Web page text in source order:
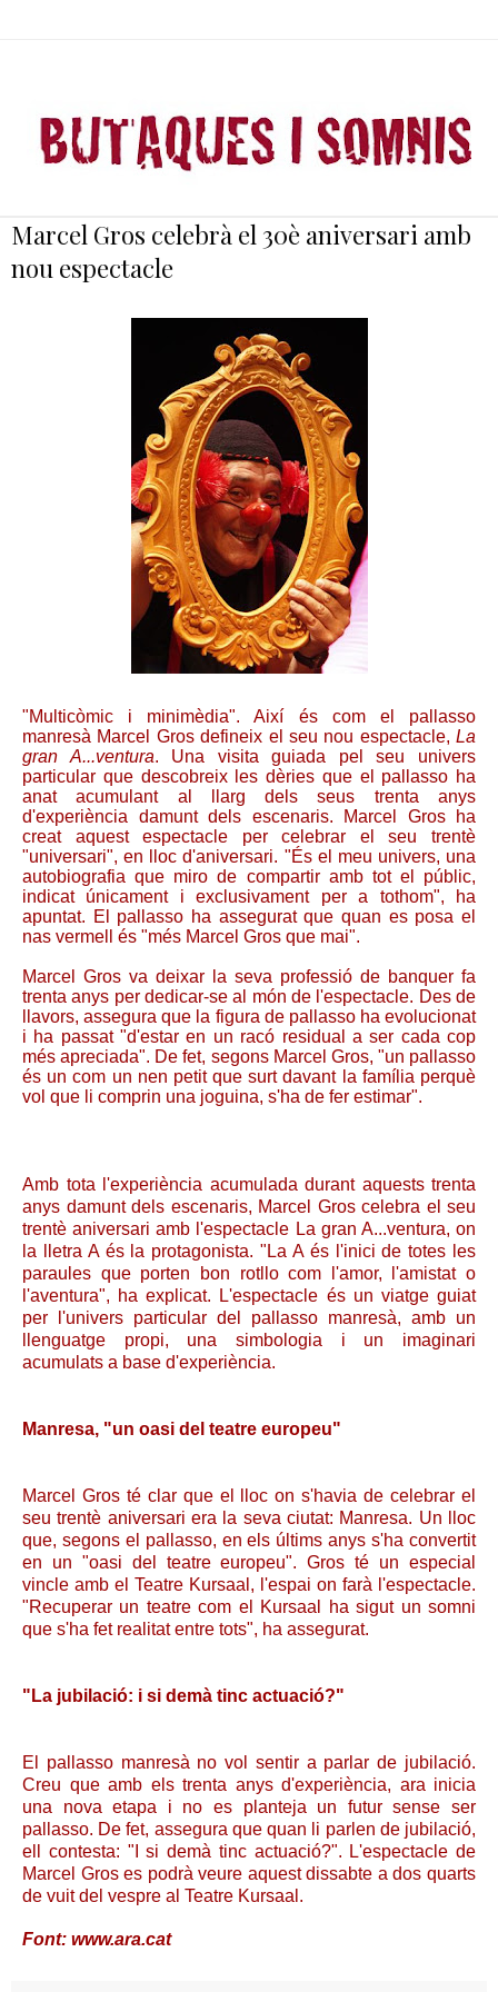
Marcel Gros celebrà el 30è aniversari amb
nou espectacle
"Multicòmic i minimèdia". Així és com el pallasso
manresà Marcel Gros defineix el seu nou espectacle, La
gran A...ventura. Una visita guiada pel seu univers
particular que descobreix les dèries que el pallasso ha
anat acumulant al llarg dels seus trenta anys
d'experiència damunt dels escenaris. Marcel Gros ha
creat aquest espectacle per celebrar el seu trentè
"universari", en lloc d'aniversari. "És el meu univers, una
autobiografia que miro de compartir amb tot el públic,
indicat únicament i exclusivament per a tothom", ha
apuntat. El pallasso ha assegurat que quan es posa el
nas vermell és "més Marcel Gros que mai".
Marcel Gros va deixar la seva professió de banquer fa
trenta anys per dedicar-se al món de l'espectacle. Des de
llavors, assegura que la figura de pallasso ha evolucionat
i ha passat "d'estar en un racó residual a ser cada cop
més apreciada". De fet, segons Marcel Gros, "un pallasso
és un com un nen petit que surt davant la família perquè
vol que li comprin una joguina, s'ha de fer estimar".
Amb tota l'experiència acumulada durant aquests trenta
anys damunt dels escenaris, Marcel Gros celebra el seu
trentè aniversari amb l'espectacle La gran A...ventura, on
la lletra A és la protagonista. "La A és l'inici de totes les
paraules que porten bon rotllo com l'amor, l'amistat o
l'aventura", ha explicat. L'espectacle és un viatge guiat
per l'univers particular del pallasso manresà, amb un
llenguatge propi, una simbologia i un imaginari
acumulats a base d'experiència.
Manresa, "un oasi del teatre europeu"
Marcel Gros té clar que el lloc on s'havia de celebrar el
seu trentè aniversari era la seva ciutat: Manresa. Un lloc
que, segons el pallasso, en els últims anys s'ha convertit
en un "oasi del teatre europeu". Gros té un especial
vincle amb el Teatre Kursaal, l'espai on farà l'espectacle.
"Recuperar un teatre com el Kursaal ha sigut un somni
que s'ha fet realitat entre tots", ha assegurat.
"La jubilació: i si demà tinc actuació?"
El pallasso manresà no vol sentir a parlar de jubilació.
Creu que amb els trenta anys d'experiència, ara inicia
una nova etapa i no es planteja un futur sense ser
pallasso. De fet, assegura que quan li parlen de jubilació,
ell contesta: "I si demà tinc actuació?". L'espectacle de
Marcel Gros es podrà veure aquest dissabte a dos quarts
de vuit del vespre al Teatre Kursaal.
Font: www.ara.cat